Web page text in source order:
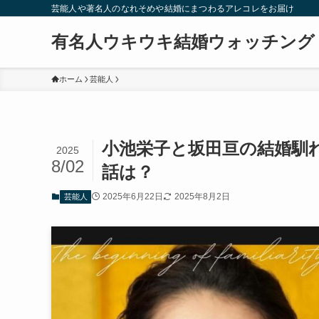
芸能人や著名人のなれそめや結婚にまつわるアレコレをお届け
有名人ウキウキ結婚ウォッチング
ホーム 芸能人
小池栄子と坂田亘の結婚馴
話は？
2025
8/02
芸能人 2025年6月22日 2025年8月2日